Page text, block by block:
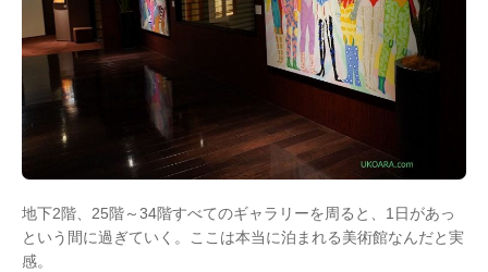
地下2階、25階～34階すべてのギャラリーを周ると、1日があっ
という間に過ぎていく。ここは本当に泊まれる美術館なんだと実
感。